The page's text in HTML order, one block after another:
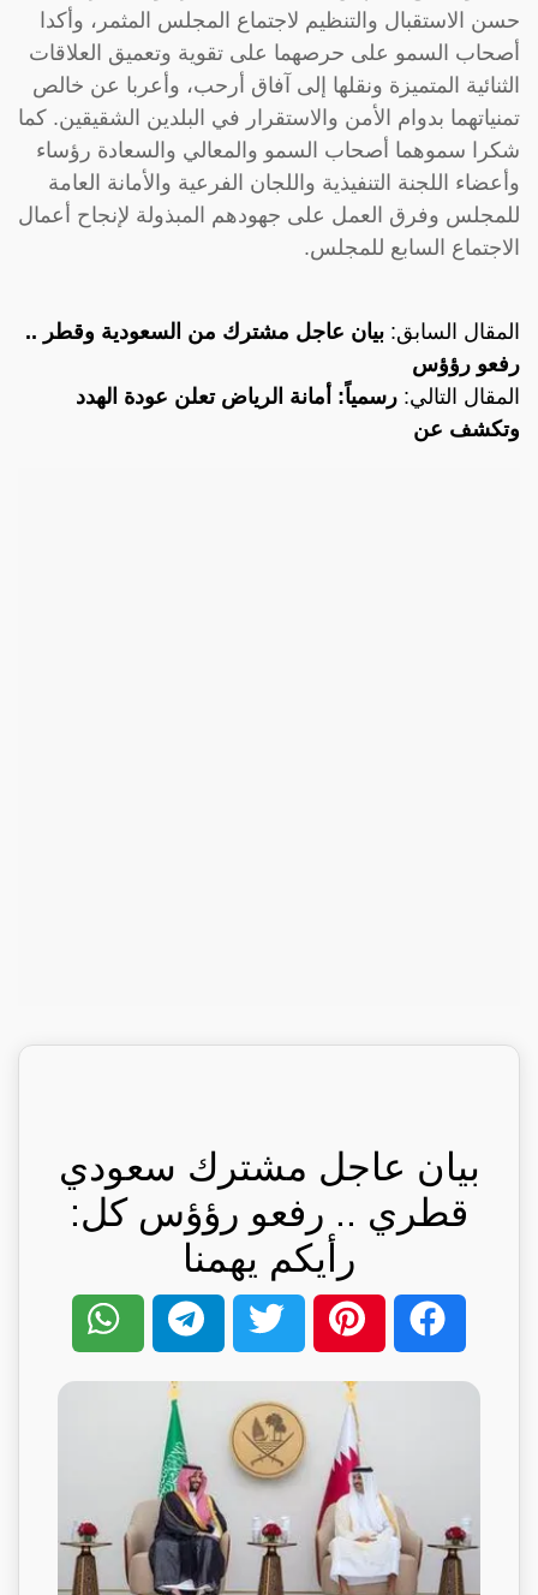
حسن الاستقبال والتنظيم لاجتماع المجلس المثمر، وأكدا
أصحاب السمو على حرصهما على تقوية وتعميق العلاقات
الثنائية المتميزة ونقلها إلى آفاق أرحب، وأعربا عن خالص
تمنياتهما بدوام الأمن والاستقرار في البلدين الشقيقين. كما
شكرا سموهما أصحاب السمو والمعالي والسعادة رؤساء
وأعضاء اللجنة التنفيذية واللجان الفرعية والأمانة العامة
للمجلس وفرق العمل على جهودهم المبذولة لإنجاح أعمال
الاجتماع السابع للمجلس.
المقال السابق: بيان عاجل مشترك من السعودية وقطر ..
رفعو رؤؤس
المقال التالي: رسمياً: أمانة الرياض تعلن عودة الهدد
وتكشف عن
بيان عاجل مشترك سعودي
قطري .. رفعو رؤؤس كل:
رأيكم يهمنا